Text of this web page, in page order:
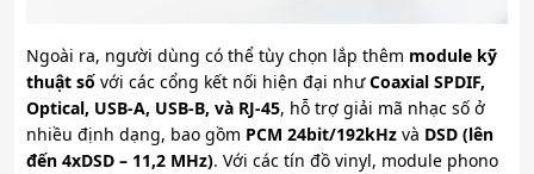
Ngoài ra, người dùng có thể tùy chọn lắp thêm module kỹ
thuật số với các cổng kết nối hiện đại nhưCoaxial SPDIF,
Optical, USB-A, USB-B, và RJ-45, hỗ trợ giải mã nhạc số ở
nhiều định dạng, bao gồm PCM 24bit/192kHz và DSD (lên
đến 4xDSD – 11,2 MHz). Với các tín đồ vinyl, module phono